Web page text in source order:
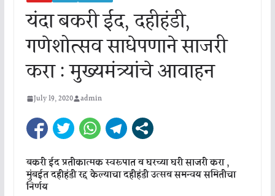
यंदा बकरी ईद, दहीहंडी,
गणेशोत्सव साधेपणाने साजरी
करा : मुख्यमंत्र्यांचे आवाहन
July 19, 2020 admin
बकरी ईद प्रतीकात्मक स्वरूपात व घरच्या घरी साजरी करा ,
मुंबईत दहीहंडी रद्द केल्याचा दहीहंडी उत्सव समन्वय समितीचा
निर्णय